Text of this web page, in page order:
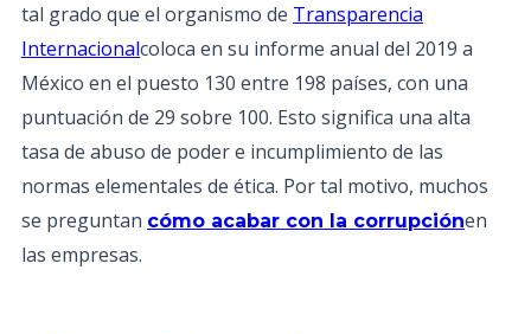
tal grado que el organismo de Transparencia
Internacionalcoloca en su informe anual del 2019 a
México en el puesto 130 entre 198 países, con una
puntuación de 29 sobre 100. Esto significa una alta
tasa de abuso de poder e incumplimiento de las
normas elementales de ética. Por tal motivo, muchos
se preguntan cómo acabar con la corrupciónen
las empresas.